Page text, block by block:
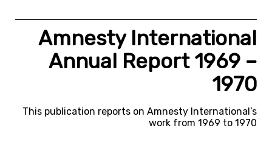
Amnesty International
Annual Report 1969 –
1970
This publication reports on Amnesty International’s
work from 1969 to 1970